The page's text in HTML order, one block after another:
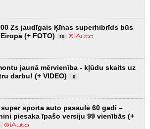
Zs jaudīgais Ķīnas superhibrīds būs
(+ FOTO)
10
jaunā mērvienība - kļūdu skaits uz
darbu! (+ VIDEO)
6
super sporta auto pasaulē 60 gadi –
piesaka īpašo versiju 99 vienībās (+